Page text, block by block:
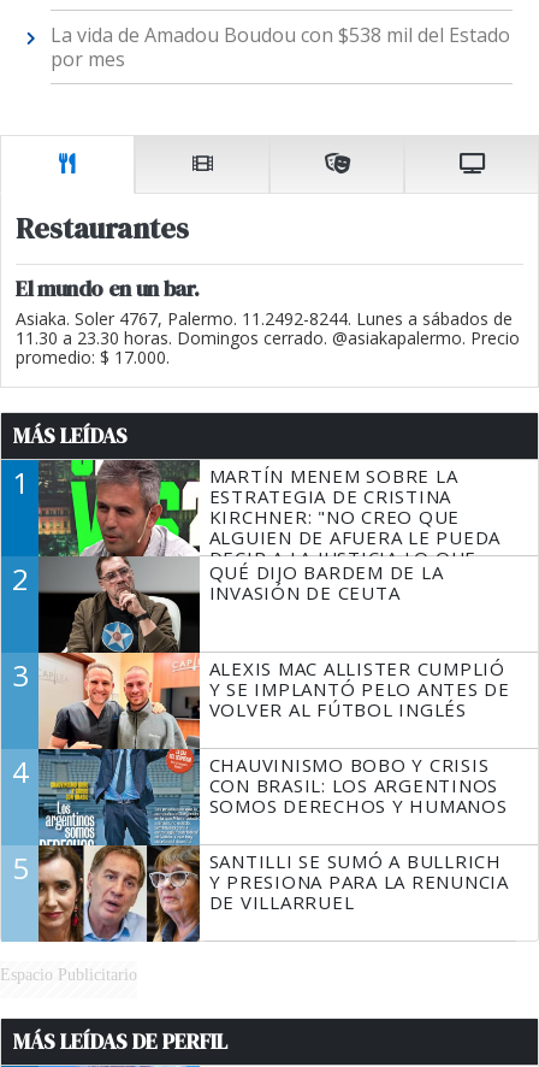
La vida de Amadou Boudou con $538 mil del Estado
por mes
Restaurantes
El mundo en un bar.
Asiaka. Soler 4767, Palermo. 11.2492-8244. Lunes a sábados de
11.30 a 23.30 horas. Domingos cerrado. @asiakapalermo. Precio
promedio: $ 17.000.
MÁS LEÍDAS
1
MARTÍN MENEM SOBRE LA
ESTRATEGIA DE CRISTINA
KIRCHNER: "NO CREO QUE
ALGUIEN DE AFUERA LE PUEDA
DECIR A LA JUSTICIA LO QUE
TIENE QUE HACER"
2
QUÉ DIJO BARDEM DE LA
INVASIÓN DE CEUTA
3
ALEXIS MAC ALLISTER CUMPLIÓ
Y SE IMPLANTÓ PELO ANTES DE
VOLVER AL FÚTBOL INGLÉS
4
CHAUVINISMO BOBO Y CRISIS
CON BRASIL: LOS ARGENTINOS
SOMOS DERECHOS Y HUMANOS
5
SANTILLI SE SUMÓ A BULLRICH
Y PRESIONA PARA LA RENUNCIA
DE VILLARRUEL
Espacio Publicitario
MÁS LEÍDAS DE PERFIL